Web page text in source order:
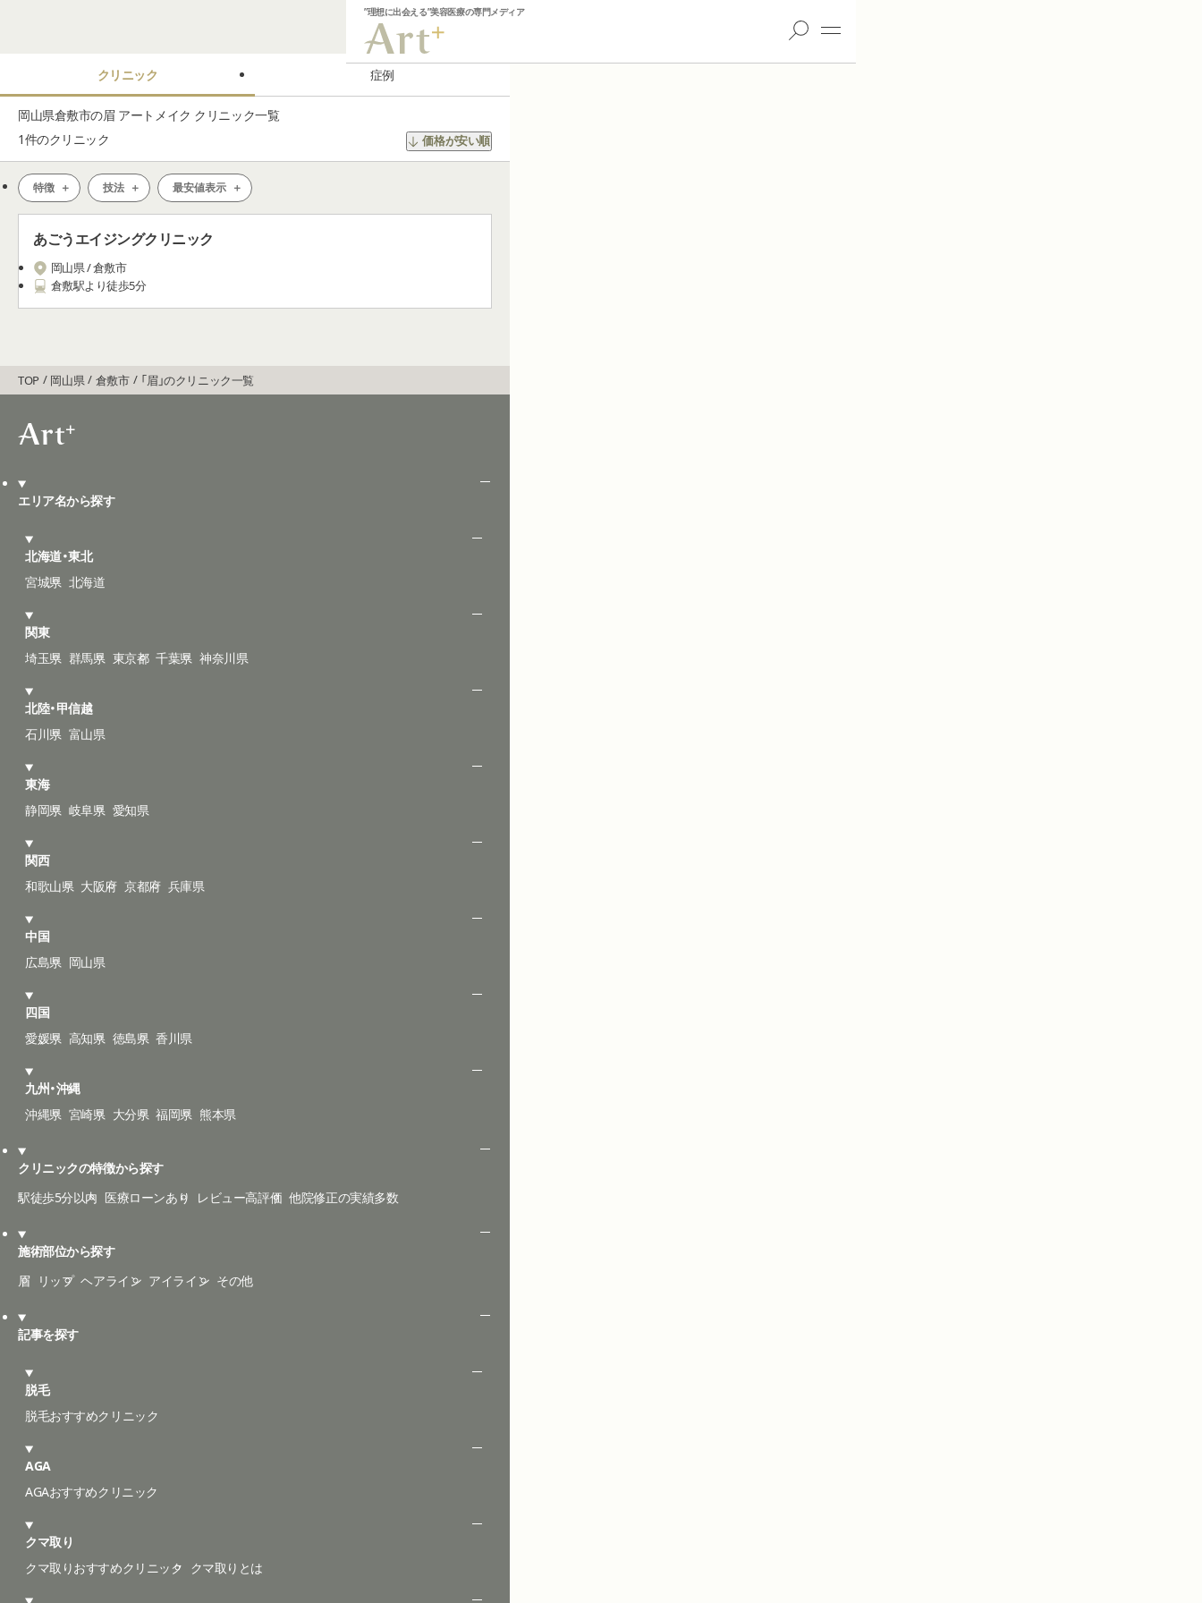
”理想に出会える”美容医療の専門メディア
クリニック 症例
岡山県倉敷市の眉 アートメイク クリニック一覧
1件のクリニック 価格が安い順
特徴 技法 最安値表示
あごうエイジングクリニック
岡山県 / 倉敷市
倉敷駅より徒歩5分
TOP 岡山県 倉敷市 「眉」のクリニック一覧
エリア名から探す
北海道・東北
宮城県 北海道
関東
埼玉県 群馬県 東京都 千葉県 神奈川県
北陸・甲信越
石川県 富山県
東海
静岡県 岐阜県 愛知県
関西
和歌山県 大阪府 京都府 兵庫県
中国
広島県 岡山県
四国
愛媛県 高知県 徳島県 香川県
九州・沖縄
沖縄県 宮崎県 大分県 福岡県 熊本県
クリニックの特徴から探す
駅徒歩5分以内 医療ローンあり レビュー高評価 他院修正の実績多数
施術部位から探す
眉
リップ ヘアライン アイライン その他
記事を探す
脱毛
脱毛おすすめクリニック
AGA
AGAおすすめクリニック
クマ取り
クマ取りおすすめクリニック クマ取りとは